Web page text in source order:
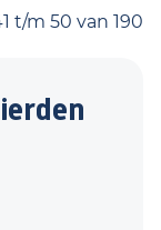
t/m 50 van 190